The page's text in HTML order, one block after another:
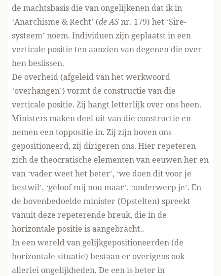
de machtsbasis die van ongelijkenen dat ik in
‘Anarchisme & Recht’ (de ASnr. 179) het ‘Sire-
systeem’ noem. Individuen zijn geplaatst in een
verticale positie ten aanzien van degenen die over
hen beslissen.
De overheid (afgeleid van het werkwoord
‘overhangen’) vormt de constructie van die
verticale positie. Zij hangt letterlijk over ons heen.
Ministers maken deel uit van die constructie en
nemen een toppositie in. Zij zijn boven ons
gepositioneerd, zij dirigeren ons. Hier repeteren
zich de theocratische elementen van eeuwen her en
van ‘vader weet het beter’, ‘we doen dit voor je
bestwil’, ‘geloof mij nou maar’, ‘onderwerp je’. En
de bovenbedoelde minister (Opstelten) spreekt
vanuit deze repeterende breuk, die in de
horizontale positie is aangebracht..
In een wereld van gelijkgepositioneerden (de
horizontale situatie) bestaan er overigens ook
allerlei ongelijkheden. De een is beter in